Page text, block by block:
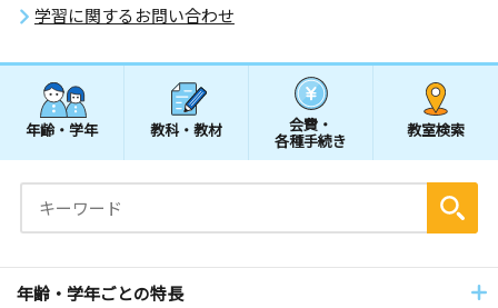
学習に関するお問い合わせ
年齢・学年 教科・教材 会費・
各種手続き
教室検索
年齢・学年ごとの特長